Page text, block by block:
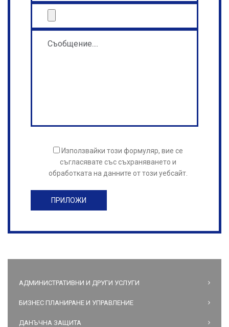
АДМИНИСТРАТИВНИ И ДРУГИ УСЛУГИ
БИЗНЕС ПЛАНИРАНЕ И УПРАВЛЕНИЕ
ДАНЪЧНА ЗАЩИТА
Използвайки този формуляр, вие се
съгласявате със съхраняването и
обработката на данните от този уебсайт.